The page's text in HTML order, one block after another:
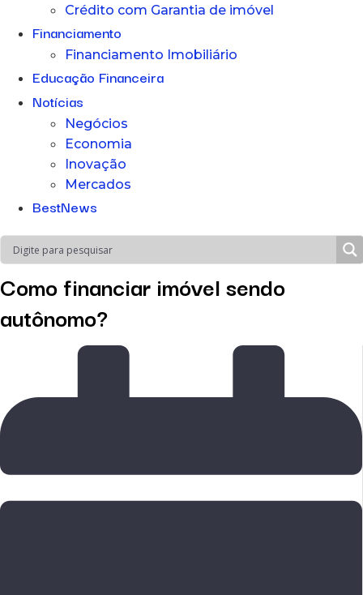
Crédito com Garantia de imóvel
Financiamento
Financiamento Imobiliário
Educação Financeira
Notícias
Negócios
Economia
Inovação
Mercados
BestNews
Como financiar imóvel sendo
autônomo?